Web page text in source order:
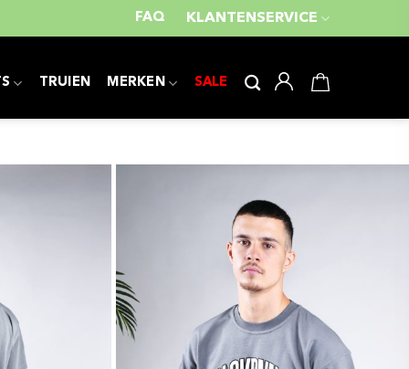
FAQ KLANTENSERVICE
TRUIEN MERKEN SALE